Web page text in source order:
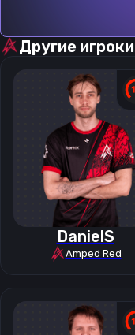
Другие игроки
DanielS
Amped Red